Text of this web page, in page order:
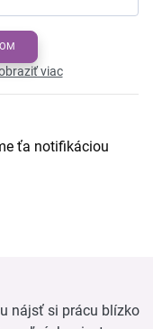
viac
ťa notifikáciou
nájsť si prácu blízko